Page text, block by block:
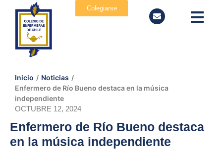
Colegiarse
Inicio / Noticias /
Enfermero de Río Bueno destaca en la música
independiente
OCTUBRE 12, 2024
Enfermero de Río Bueno destaca
en la música independiente